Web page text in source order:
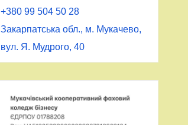
+380 99 504 50 28
Закарпатська обл., м. Мукачево,
вул. Я. Мудрого, 40